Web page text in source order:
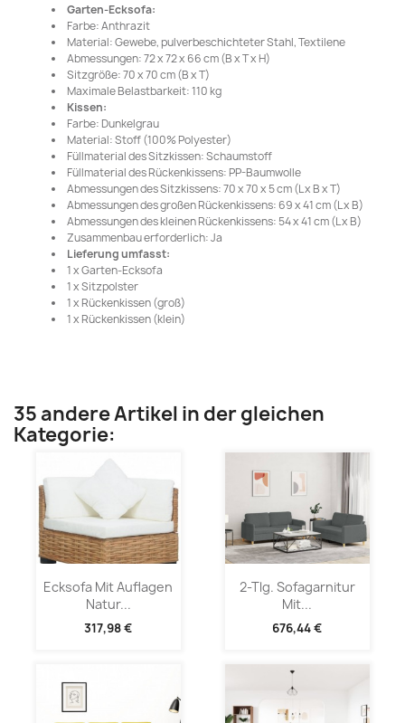
Garten-Ecksofa:
Farbe: Anthrazit
Material: Gewebe, pulverbeschichteter Stahl, Textilene
Abmessungen: 72 x 72 x 66 cm (B x T x H)
Sitzgröße: 70 x 70 cm (B x T)
Maximale Belastbarkeit: 110 kg
Kissen:
Farbe: Dunkelgrau
Material: Stoff (100% Polyester)
Füllmaterial des Sitzkissen: Schaumstoff
Füllmaterial des Rückenkissens: PP-Baumwolle
Abmessungen des Sitzkissens: 70 x 70 x 5 cm (L x B x T)
Abmessungen des großen Rückenkissens: 69 x 41 cm (L x B)
Abmessungen des kleinen Rückenkissens: 54 x 41 cm (L x B)
Zusammenbau erforderlich: Ja
Lieferung umfasst:
1 x Garten-Ecksofa
1 x Sitzpolster
1 x Rückenkissen (groß)
1 x Rückenkissen (klein)
35 andere Artikel in der gleichen
Kategorie:
Ecksofa Mit Auflagen
Natur...
317,98 €
2-Tlg. Sofagarnitur
Mit...
676,44 €